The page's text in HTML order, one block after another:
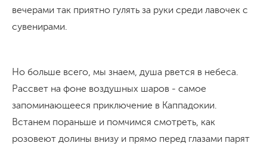
вечерами так приятно гулять за руки среди лавочек с
сувенирами.
Но больше всего, мы знаем, душа рвется в небеса.
Рассвет на фоне воздушных шаров - самое
запоминающееся приключение в Каппадокии.
Встанем пораньше и помчимся смотреть, как
розовеют долины внизу и прямо перед глазами парят